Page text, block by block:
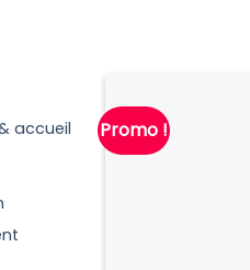
accueil
Promo !